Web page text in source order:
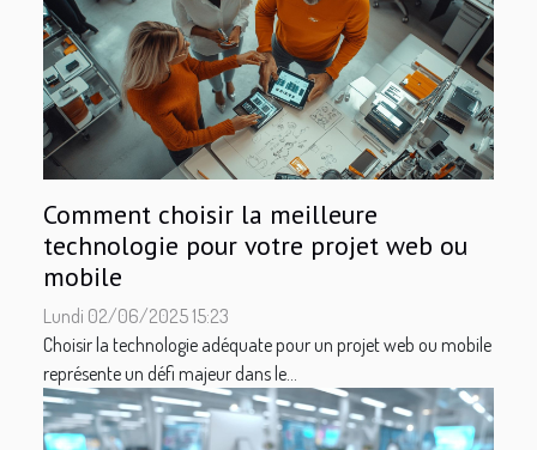
Comment choisir la meilleure
technologie pour votre projet web ou
mobile
Lundi 02/06/2025 15:23
Choisir la technologie adéquate pour un projet web ou mobile
représente un défi majeur dans le...